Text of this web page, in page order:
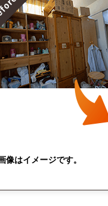
像はイメージです。